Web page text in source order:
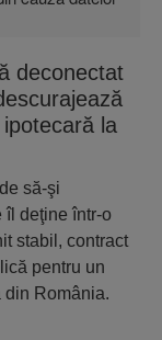
deconectat
la
să-şi
îl deţine într-o
stabil, contract
pentru un
din România.